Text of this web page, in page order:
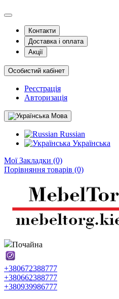
Контакти
Доставка і оплата
Акції
Особистий кабінет
Реєстрація
Авторизація
Мова
Russian
Українська
Мої Закладки (0)
Порівняння товарів (0)
Почайна
+380672388777
+380662388777
+380939986777